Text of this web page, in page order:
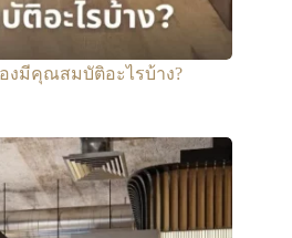
งมีคุณสมบัติอะไรบ้าง?